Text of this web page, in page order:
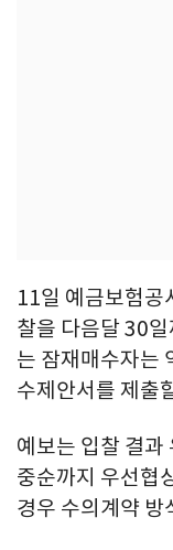
11일 예금보험공
찰을 다음달 30
는 잠재매수자는
수제안서를 제출
예보는 입찰 결과
중순까지 우선협
경우 수의계약 방